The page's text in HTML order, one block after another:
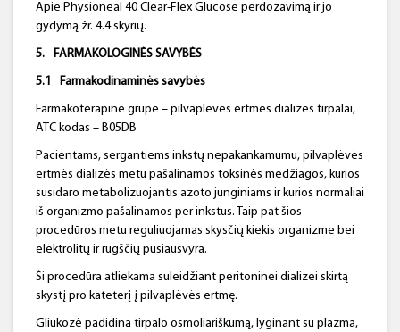
Apie Physioneal 40 Clear-Flex Glucose perdozavimą ir jo
gydymą žr. 4.4 skyrių.
5. FARMAKOLOGINĖS SAVYBĖS
5.1 Farmakodinaminės savybės
Farmakoterapinė grupė – pilvaplėvės ertmės dializės tirpalai,
ATC kodas – B05DB
Pacientams, sergantiems inkstų nepakankamumu, pilvaplėvės
ertmės dializės metu pašalinamos toksinės medžiagos, kurios
susidaro metabolizuojantis azoto junginiams ir kurios normaliai
iš organizmo pašalinamos per inkstus. Taip pat šios
procedūros metu reguliuojamas skysčių kiekis organizme bei
elektrolitų ir rūgščių pusiausvyra.
Ši procedūra atliekama suleidžiant peritoninei dializei skirtą
skystį pro kateterį į pilvaplėvės ertmę.
Gliukozė padidina tirpalo osmoliariškumą, lyginant su plazma,